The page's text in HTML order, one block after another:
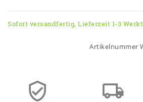
Sofort versandfertig, Lieferzeit 1-3
Artikelnummer